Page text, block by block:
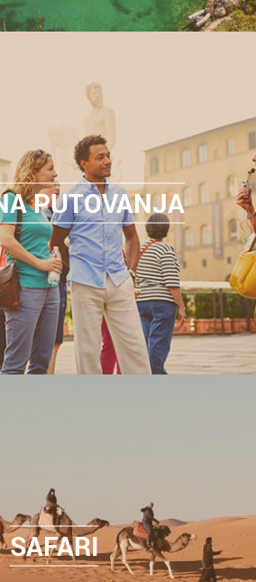
PUTOVANJA
SAFARI